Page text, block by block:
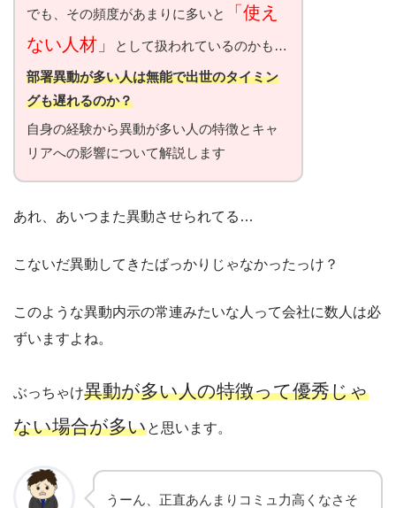
でも、その頻度があまりに多いと
「使え
ない 人材 」 として扱われているのかも…
部署異動が多い人は無能で出世のタイミン
グも遅れるのか？
自身の経験から異動が多い人の特徴とキャ
リアへの影響について解説します
あれ、あいつまた異動させられてる…
こないだ異動してきたばっかりじゃなかったっけ？
このような異動内示の常連みたいな人って会社に数人は必
ずいますよね。
ぶっちゃけ異動が多い人の特徴って優秀じゃ
ない場合が多いと思います。
うーん、正直あんまりコミュ力高くなさそ